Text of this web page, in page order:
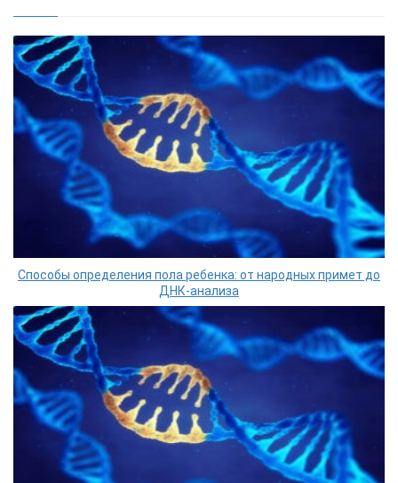
Способы определения пола ребенка: от народных примет до
ДНК-анализа